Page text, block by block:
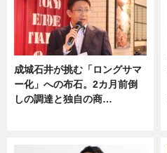
成城石井が挑む「ロングサマ
ー化」への布石。2カ月前倒
しの調達と独自の商…